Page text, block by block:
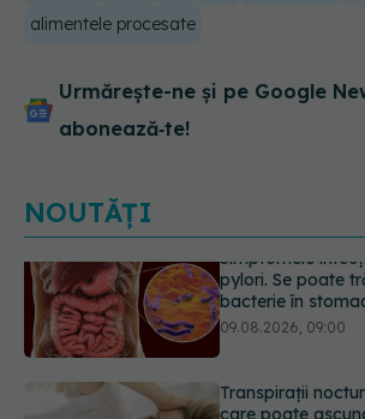
alimentele procesate
Urmărește-ne și pe Google
abonează‑te!
NOUTĂȚI
Transpirații
care poate
serioase de